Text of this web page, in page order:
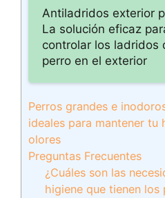
Antiladridos exterior
La solución eficaz
controlar los ladridos
perro en el exterior
Perros grandes e
ideales para mantener tu
olores
Preguntas Frecuentes
¿Cuáles son las
higiene que tienen los